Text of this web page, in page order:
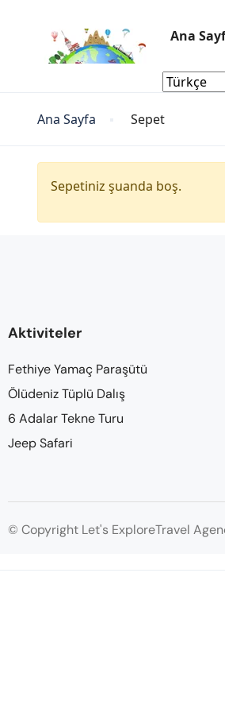
Ana
Ana Sayfa Sepet
Sepetiniz şuanda boş.
Aktiviteler
Fethiye Yamaç Paraşütü
Ölüdeniz Tüplü Dalış
6 Adalar Tekne Turu
Jeep Safari
© Copyright Let's ExploreTravel